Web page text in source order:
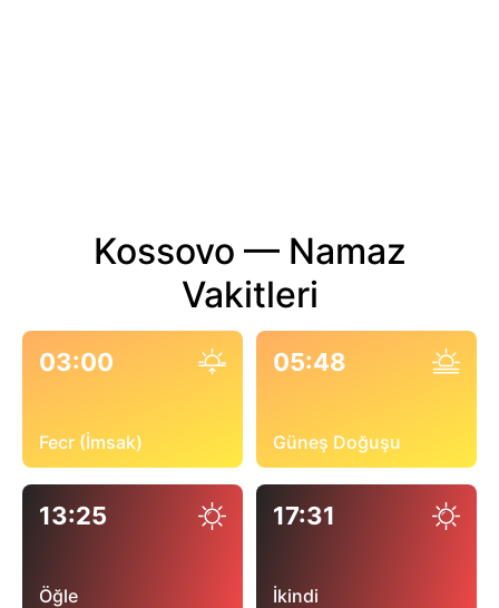
Kossovo — Namaz
Vakitleri
03:00
Fecr (İmsak)
05:48
Güneş Doğuşu
13:25
Öğle
17:31
İkindi